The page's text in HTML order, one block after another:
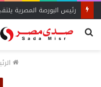
رئيس البورصة المصرية
بحث